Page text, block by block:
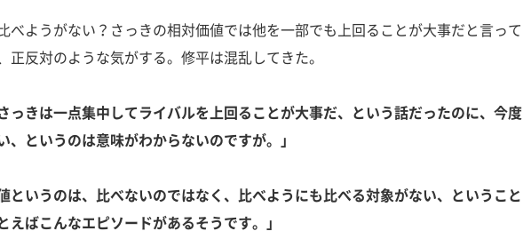
べようがない？さっきの相対価値では他を一部でも上回ることが大事だと言って
正反対のような気がする。修平は混乱してきた。
っきは一点集中してライバルを上回ることが大事だ、という話だったのに、今度
、というのは意味がわからないのですが。」
というのは、比べないのではなく、比べようにも比べる対象がない、ということ
えばこんなエピソードがあるそうです。」